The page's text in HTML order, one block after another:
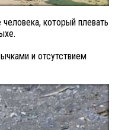
который плевать
и отсутствием